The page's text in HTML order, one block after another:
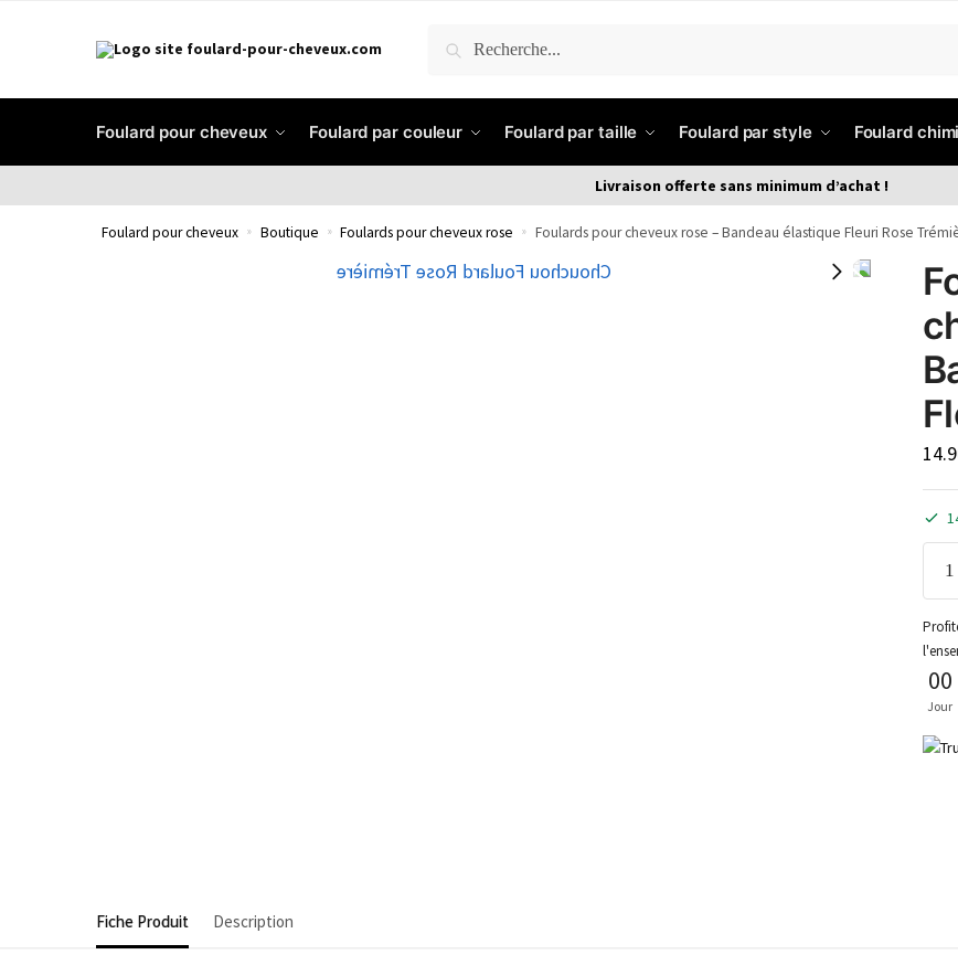
RECHERCHE
Foulard pour cheveux Foulard par couleur Foulard par taille Foulard par style Foulard
Livraison offerte sans minimum d’achat !
Foulard pour cheveux » Boutique » Foulards pour cheveux rose » Foulards pour cheveux rose – Bandeau élastique Fleuri Rose
00
Jour
Fiche Produit Description